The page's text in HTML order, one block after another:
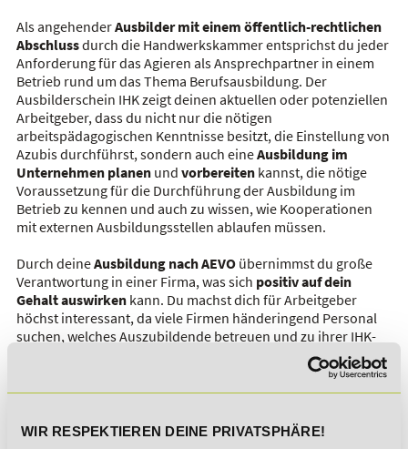
WIR RESPEKTIEREN DEINE PRIVATSPHÄRE!
Als angehenderAusbilder mit einem öffentlich-rechtlichen
Abschlussdurch die Handwerkskammer entsprichst du jeder
Anforderung für das Agieren als Ansprechpartner in einem
Betrieb rund um das Thema Berufsausbildung. Der
Ausbilderschein IHK zeigt deinen aktuellen oder potenziellen
Arbeitgeber, dass du nicht nur die nötigen
arbeitspädagogischen Kenntnisse besitzt, die Einstellung von
Azubis durchführst, sondern auch eineAusbildung im
Unternehmen planenund vorbereitenkannst, die nötige
Voraussetzung für die Durchführung der Ausbildung im
Betrieb zu kennen und auch zu wissen, wie Kooperationen
mit externen Ausbildungsstellen ablaufen müssen.
Durch deineAusbildung nach AEVOübernimmst du große
Verantwortung in einer Firma, was sich positiv auf dein
Gehalt auswirkenkann. Du machst dich für Arbeitgeber
höchst interessant, da viele Firmen händeringend Personal
suchen, welches Auszubildende betreuen und zu ihrer IHK-
Prüfung begleiten kann. Diese vielversprechenden
Berufsperspektiven lassen sich in kurzer Zeit eröffnen und
durch einen eigenen Abschluss bei der IHK durch bestandene
vorweisen, die dich als Mitarbeiter deutlich hervorhebt.